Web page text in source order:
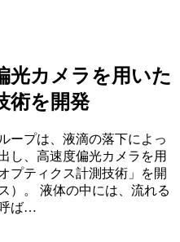
光カメラを用いた
術を開発
ープは、液滴の落下によっ
し、高速度偏光カメラを用
プティクス計測技術」を開
）。 液体の中には、流れる
ば…